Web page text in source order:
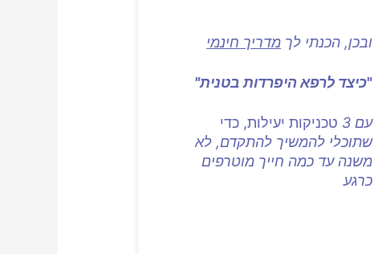
ובכן, הכנתי לך מדריך חינמי
"כיצד לרפא היפרדות בטנית"
עם 3
טכניקות יעילות, כדי
שתוכלי להמשיך להתקדם, לא
משנה עד כמה חייך מוטרפים
כרגע